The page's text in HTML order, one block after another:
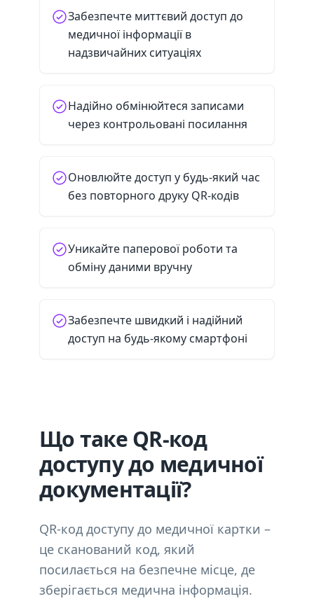
Забезпечте миттєвий доступ до
медичної інформації в
надзвичайних ситуаціях
Надійно обмінюйтеся записами
через контрольовані посилання
Оновлюйте доступ у будь-який час
без повторного друку QR-кодів
Уникайте паперової роботи та
обміну даними вручну
Забезпечте швидкий і надійний
доступ на будь-якому смартфоні
Що таке QR-код
доступу до медичної
документації?
QR-код доступу до медичної картки –
це сканований код, який
посилається на безпечне місце, де
зберігається медична інформація.